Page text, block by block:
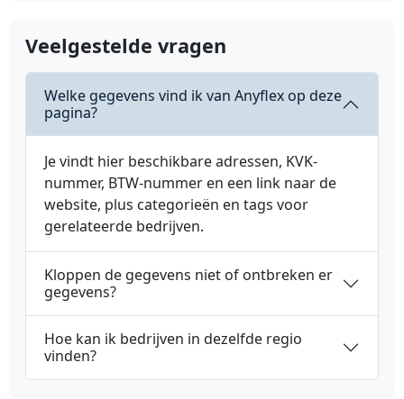
Veelgestelde vragen
Welke gegevens vind ik van Anyflex op deze
pagina?
Je vindt hier beschikbare adressen, KVK-
nummer, BTW-nummer en een link naar de
website, plus categorieën en tags voor
gerelateerde bedrijven.
Kloppen de gegevens niet of ontbreken er
gegevens?
Hoe kan ik bedrijven in dezelfde regio
vinden?